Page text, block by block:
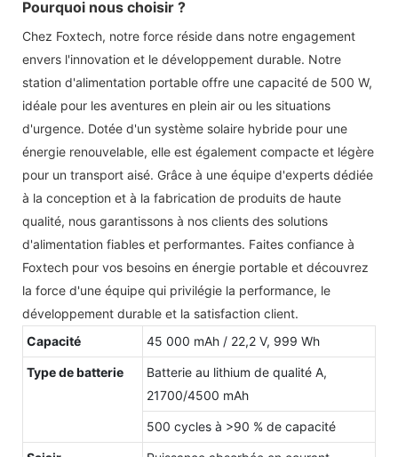
Pourquoi nous choisir ?
Chez Foxtech, notre force réside dans notre engagement
envers l'innovation et le développement durable. Notre
station d'alimentation portable offre une capacité de 500 W,
idéale pour les aventures en plein air ou les situations
d'urgence. Dotée d'un système solaire hybride pour une
énergie renouvelable, elle est également compacte et légère
pour un transport aisé. Grâce à une équipe d'experts dédiée
à la conception et à la fabrication de produits de haute
qualité, nous garantissons à nos clients des solutions
d'alimentation fiables et performantes. Faites confiance à
Foxtech pour vos besoins en énergie portable et découvrez
la force d'une équipe qui privilégie la performance, le
développement durable et la satisfaction client.
Capacité
45 000 mAh / 22,2 V, 999 Wh
Type de batterie
Batterie au lithium de qualité A,
21700/4500 mAh
500 cycles à >90 % de capacité